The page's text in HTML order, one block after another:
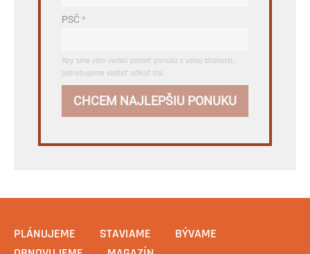
PSČ*
Aby sme vám vedeli poslať ponuku z vašej blízkosti,
potrebujeme vedieť odkiaľ ste.
CHCEM NAJLEPŠIU PONUKU
PLÁNUJEME STAVIAME
BÝVAME